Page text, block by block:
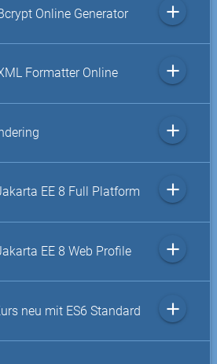
Online Generator add
Formatter Online add
add
EE 8 Full Platform add
EE 8 Web Profile add
neu mit ES6 Standard add